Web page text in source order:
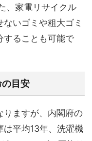
、家電リサイクル
いゴミや粗大ゴミ
することも可能で
目安
りますが、内閣府の
は平均13年、洗濯機